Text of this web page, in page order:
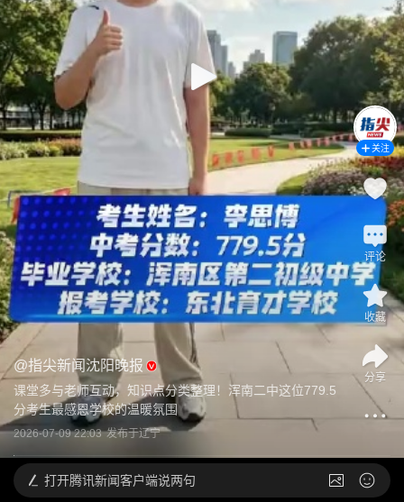
@指尖新闻沈阳晚报
课堂多与老师互动，知识点分类整理！浑南二中这位779.5
分考生最感恩学校的温暖氛围
2026-07-09 22:03 发布于辽宁
关注
评论
收藏
分享
打开腾讯新闻客户端说两句